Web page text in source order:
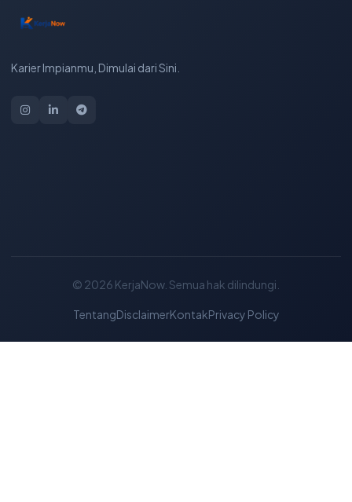
Karier Impianmu, Dimulai dari Sini.
© 2026 KerjaNow. Semua hak dilindungi.
TentangDisclaimerKontakPrivacy Policy